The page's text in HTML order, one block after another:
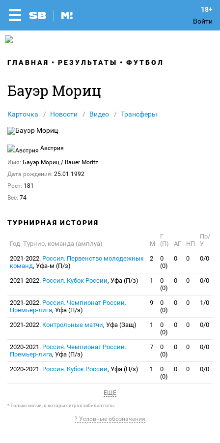
Войти
ГЛАВНАЯ РЕЗУЛЬТАТЫ ФУТБОЛ
Бауэр Мориц
Карточка Новости Видео Трансферы
Австрия
Имя: Бауэр Мориц / Bauer Moritz
Дата рождения: 25.01.1992
Рост: 181
Вес: 74
ТУРНИРНАЯ ИСТОРИЯ
Год. Турнир, команда (амплуа) М
Г
(П)
АГ НП
Пр/
У
2021-2022. Россия. Первенство молодежных
команд, Уфа-м (П/з)
2
0
(0)
0 0 0/0
2021-2022. Россия. Кубок России, Уфа (П/з) 1
0
(0)
0 0 0/0
2021-2022. Россия. Чемпионат России.
Премьер-лига, Уфа (П/з)
9
0
(0)
0 0 1/0
2021-2022. Контрольные матчи, Уфа (Защ) 1
0
(0)
0 0 0/0
2020-2021. Россия. Чемпионат России.
Премьер-лига, Уфа (П/з)
7
0
(0)
0 0 0/0
2020-2021. Россия. Кубок России, Уфа (П/з) 1
0
(0)
0 0 0/0
ЕЩЕ
* Только матчи, в которых игрок забивал голы
? Условные обозначения